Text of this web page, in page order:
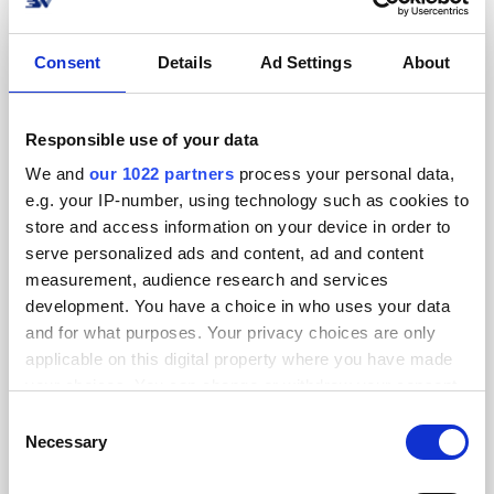
Consent Details Ad Settings About
Responsible use of your data
We and our 1022 partners process your personal data,
e.g. your IP-number, using technology such as cookies to
store and access information on your device in order to
serve personalized ads and content, ad and content
measurement, audience research and services
development. You have a choice in who uses your data
and for what purposes. Your privacy choices are only
applicable on this digital property where you have made
the Privacy trigger icon.
Necessary
alternativer. Teknologier som AI kan
hjælpe virksomheder med at forstå
kundernes adfærd og præferencer bedre.
skræddersyet oplevelse, der øger salget
og styrker kundetilfredsheden.
Automatisering af
fragtløsninger
Automatisering er en gamechanger inden
for e-handel trends, især når det kommer
processer med en
, såsom